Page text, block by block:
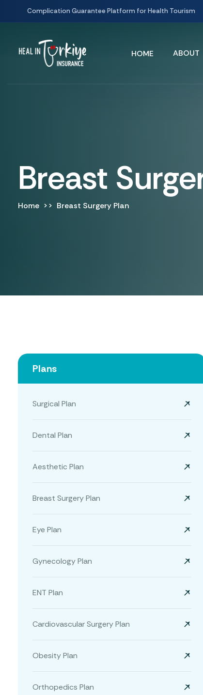
Complication Guarantee Platform for Health Tourism
HOME ABOUT
Breast
Home Breast Surgery Plan
Plans
Surgical Plan
Dental Plan
Aesthetic Plan
Breast Surgery Plan
Eye Plan
Gynecology Plan
ENT Plan
Cardiovascular Surgery Plan
Obesity Plan
Orthopedics Plan